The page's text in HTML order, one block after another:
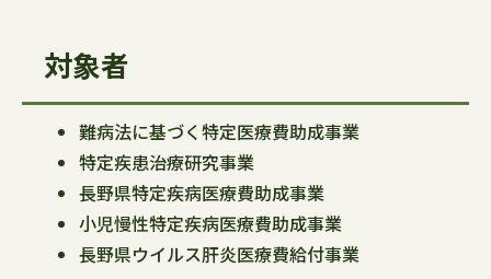
対象者
難病法に基づく特定医療費助成事業
特定疾患治療研究事業
長野県特定疾病医療費助成事業
小児慢性特定疾病医療費助成事業
長野県ウイルス肝炎医療費給付事業